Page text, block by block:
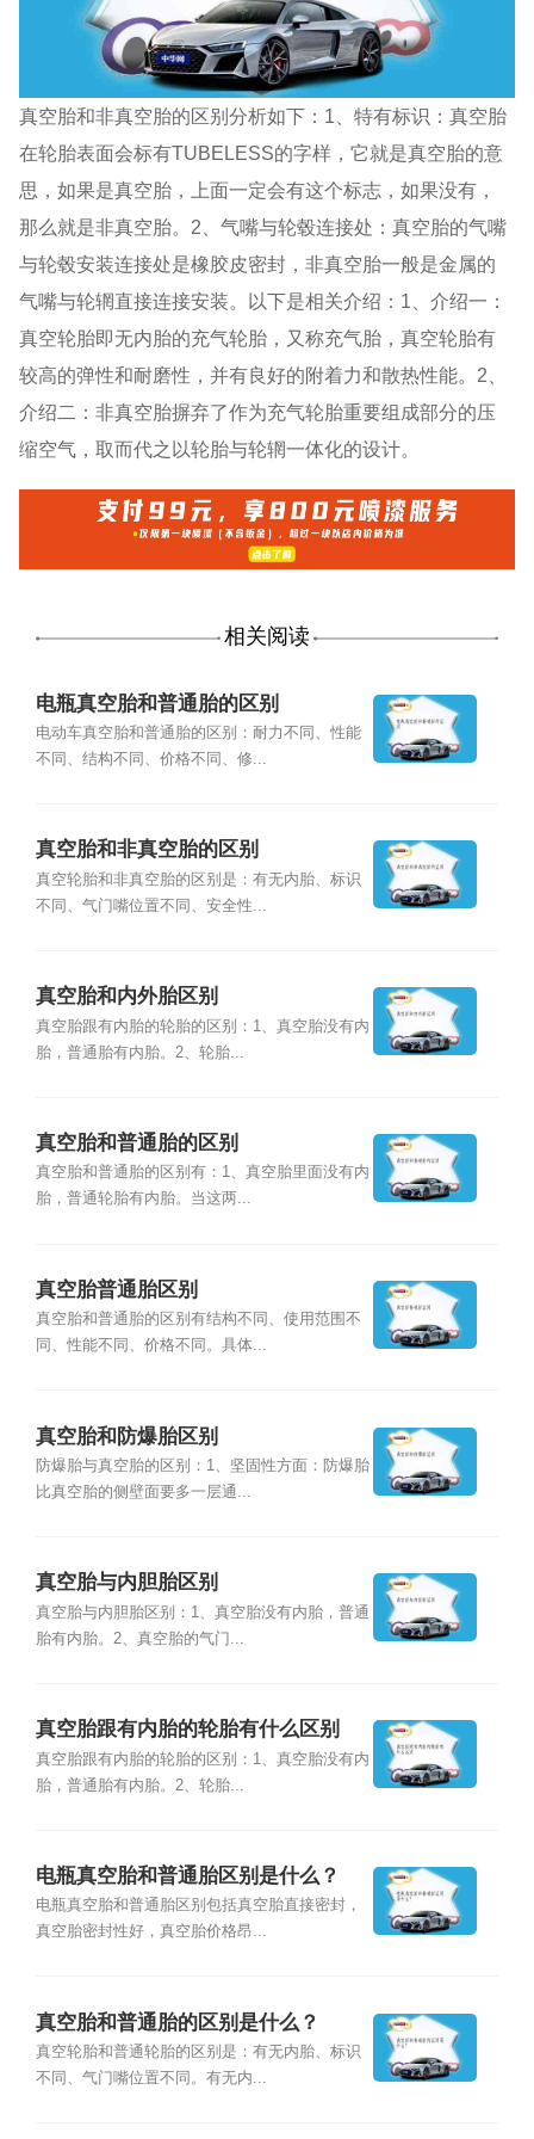
真空胎和非真空胎的区别分析如下：1、特有标识：真空胎
在轮胎表面会标有TUBELESS的字样，它就是真空胎的意
思，如果是真空胎，上面一定会有这个标志，如果没有，
那么就是非真空胎。2、气嘴与轮毂连接处：真空胎的气嘴
与轮毂安装连接处是橡胶皮密封，非真空胎一般是金属的
气嘴与轮辋直接连接安装。以下是相关介绍：1、介绍一：
真空轮胎即无内胎的充气轮胎，又称充气胎，真空轮胎有
较高的弹性和耐磨性，并有良好的附着力和散热性能。2、
介绍二：非真空胎摒弃了作为充气轮胎重要组成部分的压
缩空气，取而代之以轮胎与轮辋一体化的设计。
相关阅读
电瓶真空胎和普通胎的区别
电动车真空胎和普通胎的区别：耐力不同、性能
不同、结构不同、价格不同、修...
真空胎和非真空胎的区别
真空轮胎和非真空胎的区别是：有无内胎、标识
不同、气门嘴位置不同、安全性...
真空胎和内外胎区别
真空胎跟有内胎的轮胎的区别：1、真空胎没有内
胎，普通胎有内胎。2、轮胎...
真空胎和普通胎的区别
真空胎和普通胎的区别有：1、真空胎里面没有内
胎，普通轮胎有内胎。当这两...
真空胎普通胎区别
真空胎和普通胎的区别有结构不同、使用范围不
同、性能不同、价格不同。具体...
真空胎和防爆胎区别
防爆胎与真空胎的区别：1、坚固性方面：防爆胎
比真空胎的侧壁面要多一层通...
真空胎与内胆胎区别
真空胎与内胆胎区别：1、真空胎没有内胎，普通
胎有内胎。2、真空胎的气门...
真空胎跟有内胎的轮胎有什么区别
真空胎跟有内胎的轮胎的区别：1、真空胎没有内
胎，普通胎有内胎。2、轮胎...
电瓶真空胎和普通胎区别是什么？
电瓶真空胎和普通胎区别包括真空胎直接密封，
真空胎密封性好，真空胎价格昂...
真空胎和普通胎的区别是什么？
真空轮胎和普通轮胎的区别是：有无内胎、标识
不同、气门嘴位置不同。有无内...